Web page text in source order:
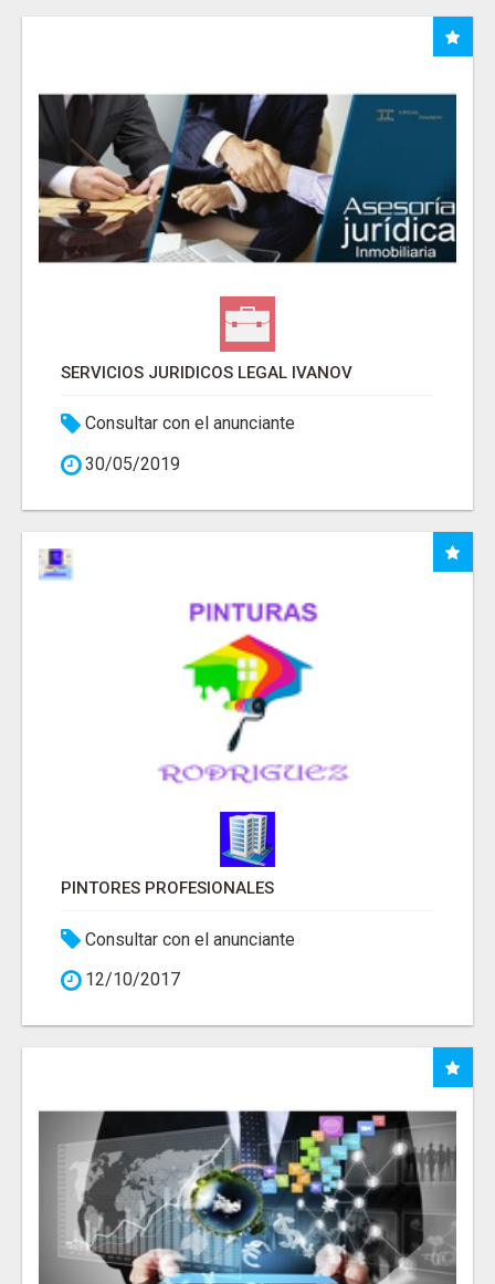
SERVICIOS JURIDICOS LEGAL IVANOV
Consultar con el anunciante
30/05/2019
PINTORES PROFESIONALES
Consultar con el anunciante
12/10/2017